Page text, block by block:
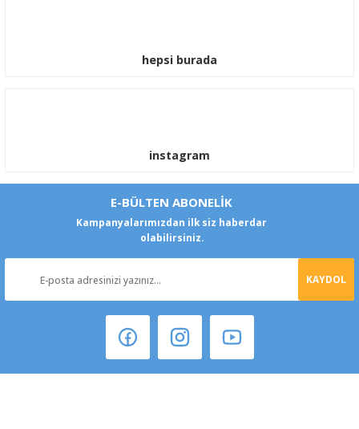
hepsi burada
instagram
E-BÜLTEN ABONELİK
Kampanyalarımızdan ilk siz haberdar
olabilirsiniz.
KAYDOL